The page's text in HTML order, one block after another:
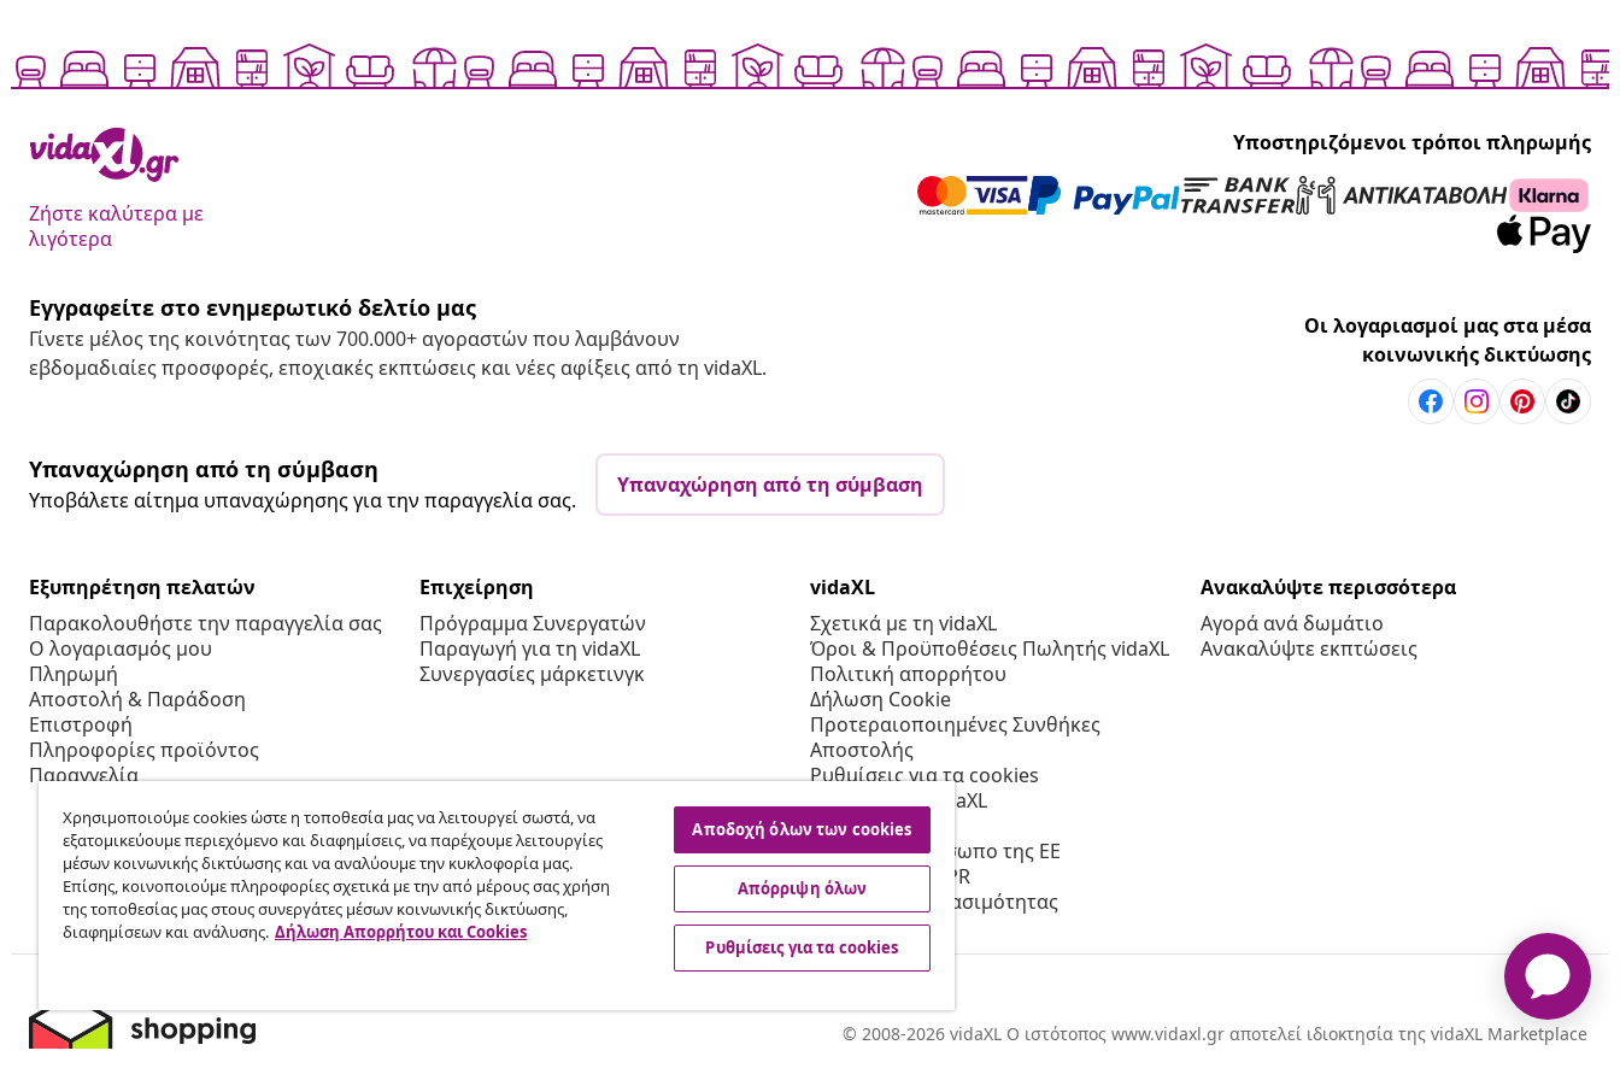
Ζήστε καλύτερα με
λιγότερα
Υποστηριζόμενοι τρόποι πληρωμής
Εγγραφείτε στο ενημερωτικό δελτίο μας
Γίνετε μέλος της κοινότητας των 700.000+ αγοραστών που λαμβάνουν
εβδομαδιαίες προσφορές, εποχιακές εκπτώσεις και νέες αφίξεις από τη vidaXL.
Οι λογαριασμοί μας στα μέσα
κοινωνικής δικτύωσης
Υπαναχώρηση από τη σύμβαση
Υποβάλετε αίτημα υπαναχώρησης για την παραγγελία σας.
Υπαναχώρηση από τη σύμβαση
Εξυπηρέτηση πελατών
Παρακολουθήστε την παραγγελία σας
Ο λογαριασμός μου
Πληρωμή
Αποστολή & Παράδοση
Επιστροφή
Πληροφορίες προϊόντος
Παραγγελία
Επιχείρηση
Πρόγραμμα Συνεργατών
Παραγωγή για τη vidaXL
Συνεργασίες μάρκετινγκ
vidaXL
Σχετικά με τη vidaXL
Όροι & Προϋποθέσεις Πωλητής vidaXL
Πολιτική απορρήτου
Δήλωση Cookie
Προτεραιοποιημένες Συνθήκες
Αποστολής
Ρυθμίσεις για τα cookies
Εργασία στη vidaXL
Ασφαλείας
Υπεύθυνο πρόσωπο της ΕΕ
Πολιτική της EPR
Δήλωση προσβασιμότητας
Ανακαλύψτε περισσότερα
Αγορά ανά δωμάτιο
Ανακαλύψτε εκπτώσεις
© 2008-2026 vidaXL Ο ιστότοπος www.vidaxl.gr αποτελεί ιδιοκτησία της vidaXL Marketplace
Χρησιμοποιούμε cookies ώστε η τοποθεσία μας να λειτουργεί σωστά, να
εξατομικεύουμε περιεχόμενο και διαφημίσεις, να παρέχουμε λειτουργίες
μέσων κοινωνικής δικτύωσης και να αναλύουμε την κυκλοφορία μας.
Επίσης, κοινοποιούμε πληροφορίες σχετικά με την από μέρους σας χρήση
της τοποθεσίας μας στους συνεργάτες μέσων κοινωνικής δικτύωσης,
διαφημίσεων και ανάλυσης. Δήλωση Απορρήτου και Cookies
Αποδοχή όλων των cookies
Απόρριψη όλων
Ρυθμίσεις για τα cookies